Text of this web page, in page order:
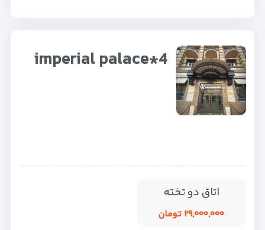
imperial palace*4
اتاق دو تخته
۲۹,۰۰۰,۰۰۰ تومان